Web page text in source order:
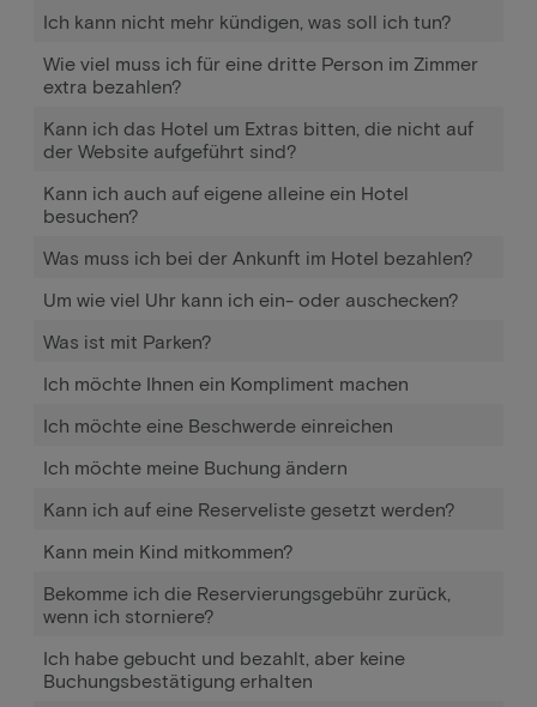
Ich kann nicht mehr kündigen, was soll ich tun?
Wie viel muss ich für eine dritte Person im Zimmer
extra bezahlen?
Kann ich das Hotel um Extras bitten, die nicht auf
der Website aufgeführt sind?
Kann ich auch auf eigene alleine ein Hotel
besuchen?
Was muss ich bei der Ankunft im Hotel bezahlen?
Um wie viel Uhr kann ich ein- oder auschecken?
Was ist mit Parken?
Ich möchte Ihnen ein Kompliment machen
Ich möchte eine Beschwerde einreichen
Ich möchte meine Buchung ändern
Kann ich auf eine Reserveliste gesetzt werden?
Kann mein Kind mitkommen?
Bekomme ich die Reservierungsgebühr zurück,
wenn ich storniere?
Ich habe gebucht und bezahlt, aber keine
Buchungsbestätigung erhalten